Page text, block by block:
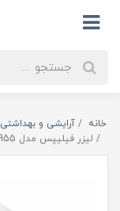
خانه آرایشی و بهداشتی
لیزر فیلیپس مدل LUMEA IPL HAIR REMOVAL9000 BRI955